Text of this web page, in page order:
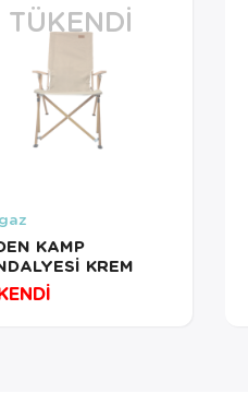
TÜKENDI
KAMP
KREM